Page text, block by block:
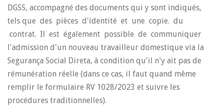
DGSS, accompagné des documents qui y sont indiqués,
tels que des pièces d'identité et une copie. du
contrat. Il est également possible de communiquer
l'admission d'un nouveau travailleur domestique via la
Segurança Social Direta, à condition qu'il n'y ait pas de
rémunération réelle (dans ce cas, il faut quand même
remplir le formulaire RV 1028/2023 et suivre les
procédures traditionnelles).